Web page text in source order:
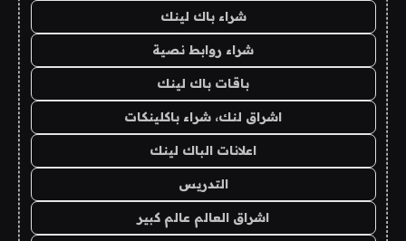
شراء باك لينك
شراء روابط نصية
باقات باك لينك
اشراق لنك، شراء باكلينكات
اعلانات الباك لينك
التدريس
اشراق العالم عالم كبير